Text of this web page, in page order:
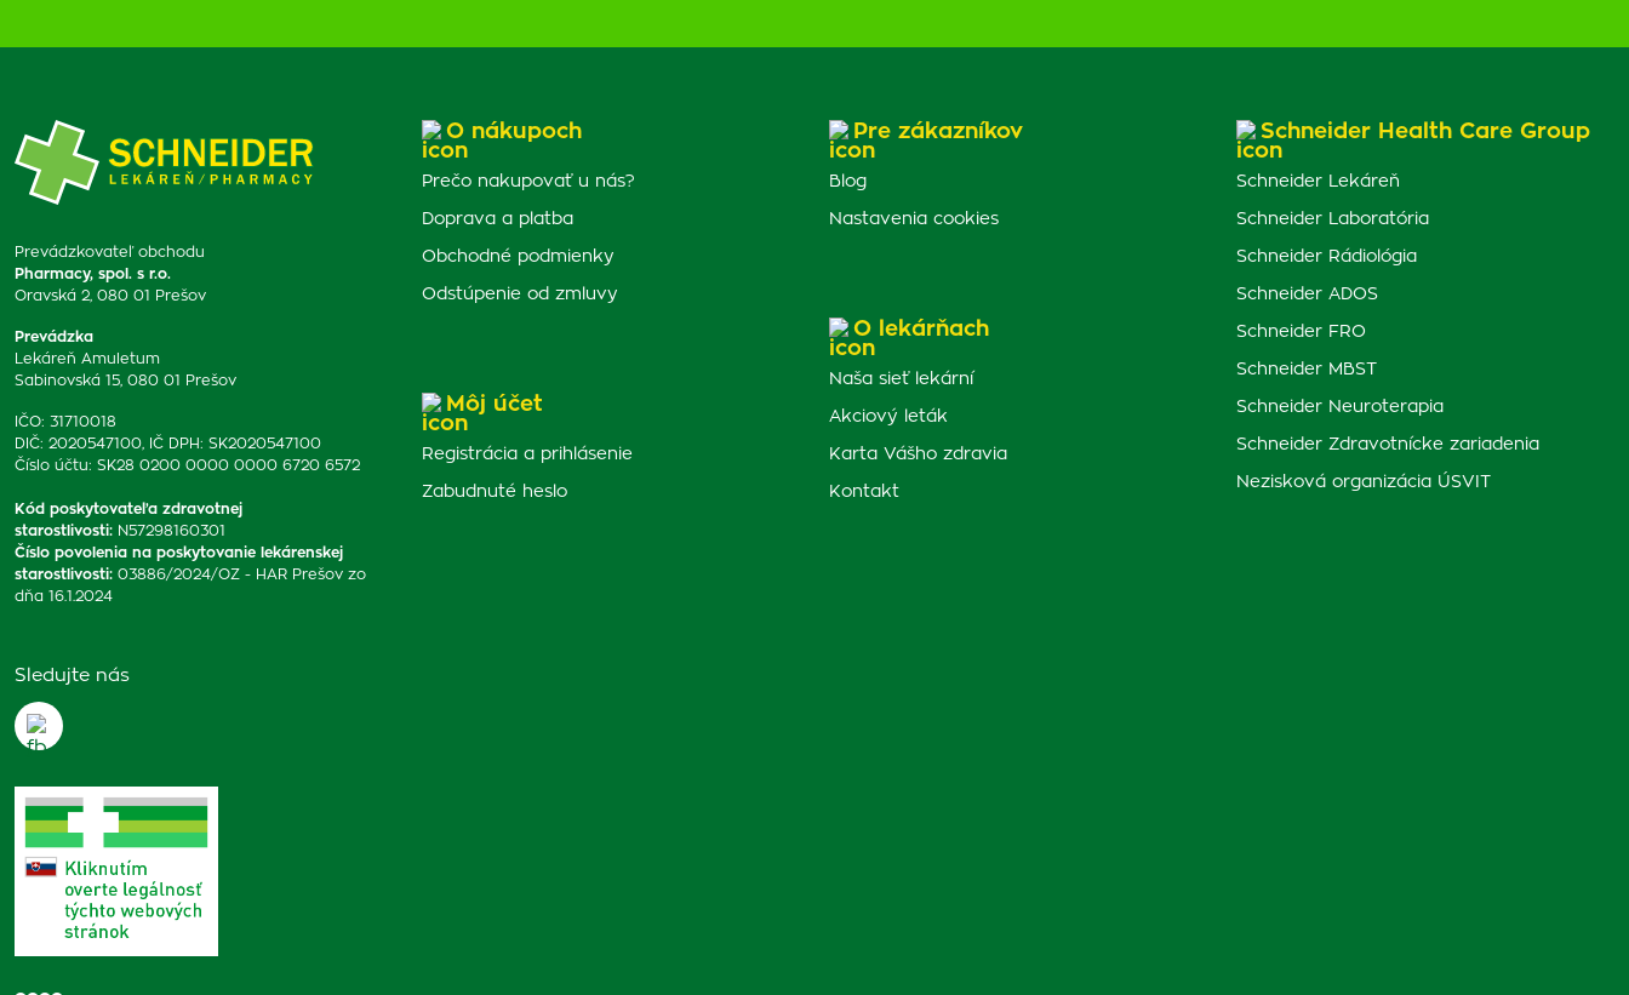
Prevádzkovateľ obchodu
Pharmacy, spol. s r.o.
Oravská 2, 080 01 Prešov
Prevádzka
Lekáreň Amuletum
Sabinovská 15, 080 01 Prešov
IČO: 31710018
DIČ: 2020547100, IČ DPH: SK2020547100
Číslo účtu: SK28 0200 0000 0000 6720 6572
Kód poskytovateľa zdravotnej
starostlivosti: N57298160301
Číslo povolenia na poskytovanie lekárenskej
starostlivosti: 03886/2024/OZ - HAR Prešov zo
dňa 16.1.2024
Sledujte nás
O nákupoch
Prečo nakupovať u nás?
Doprava a platba
Obchodné podmienky
Odstúpenie od zmluvy
Môj účet
Registrácia a prihlásenie
Zabudnuté heslo
Pre zákazníkov
Blog
Nastavenia cookies
O lekárňach
Naša sieť lekární
Akciový leták
Karta Vášho zdravia
Kontakt
Schneider Health Care Group
Schneider Lekáreň
Schneider Laboratória
Schneider Rádiológia
Schneider ADOS
Schneider FRO
Schneider MBST
Schneider Neuroterapia
Schneider Zdravotnícke zariadenia
Nezisková organizácia ÚSVIT